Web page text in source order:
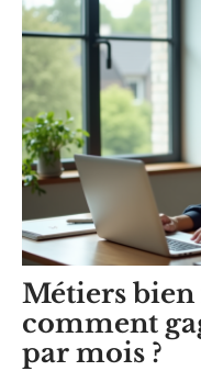
Métiers bien
comment
par mois ?